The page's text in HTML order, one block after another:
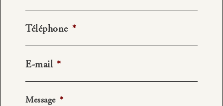
Téléphone *
E-mail *
Message *